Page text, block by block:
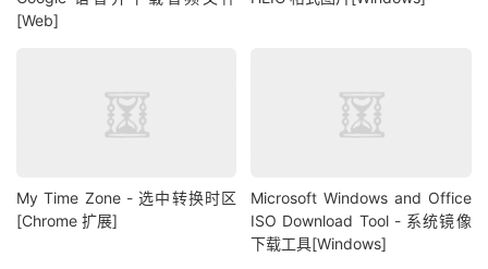
[Web]
My Time Zone - 选中转换时区
[Chrome 扩展]
Microsoft Windows and Office
ISO Download Tool - 系统镜像
下载工具[Windows]